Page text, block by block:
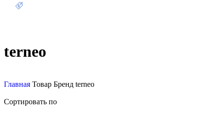
terneo
Главная Товар Бренд terneo
Сортировать по